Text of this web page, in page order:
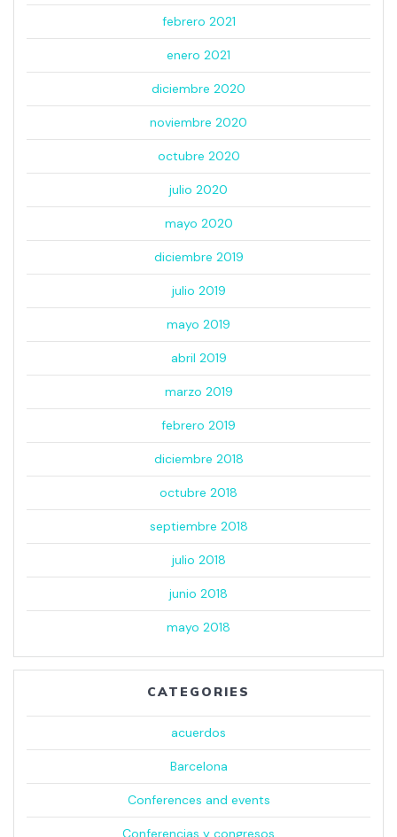
febrero 2021
enero 2021
diciembre 2020
noviembre 2020
octubre 2020
julio 2020
mayo 2020
diciembre 2019
julio 2019
mayo 2019
abril 2019
marzo 2019
febrero 2019
diciembre 2018
octubre 2018
septiembre 2018
julio 2018
junio 2018
mayo 2018
CATEGORIES
acuerdos
Barcelona
Conferences and events
Conferencias y congresos